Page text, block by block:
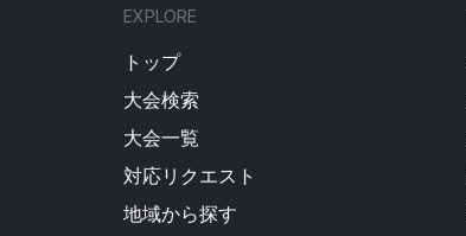
EXPLORE
トップ
大会検索
大会一覧
対応リクエスト
地域から探す